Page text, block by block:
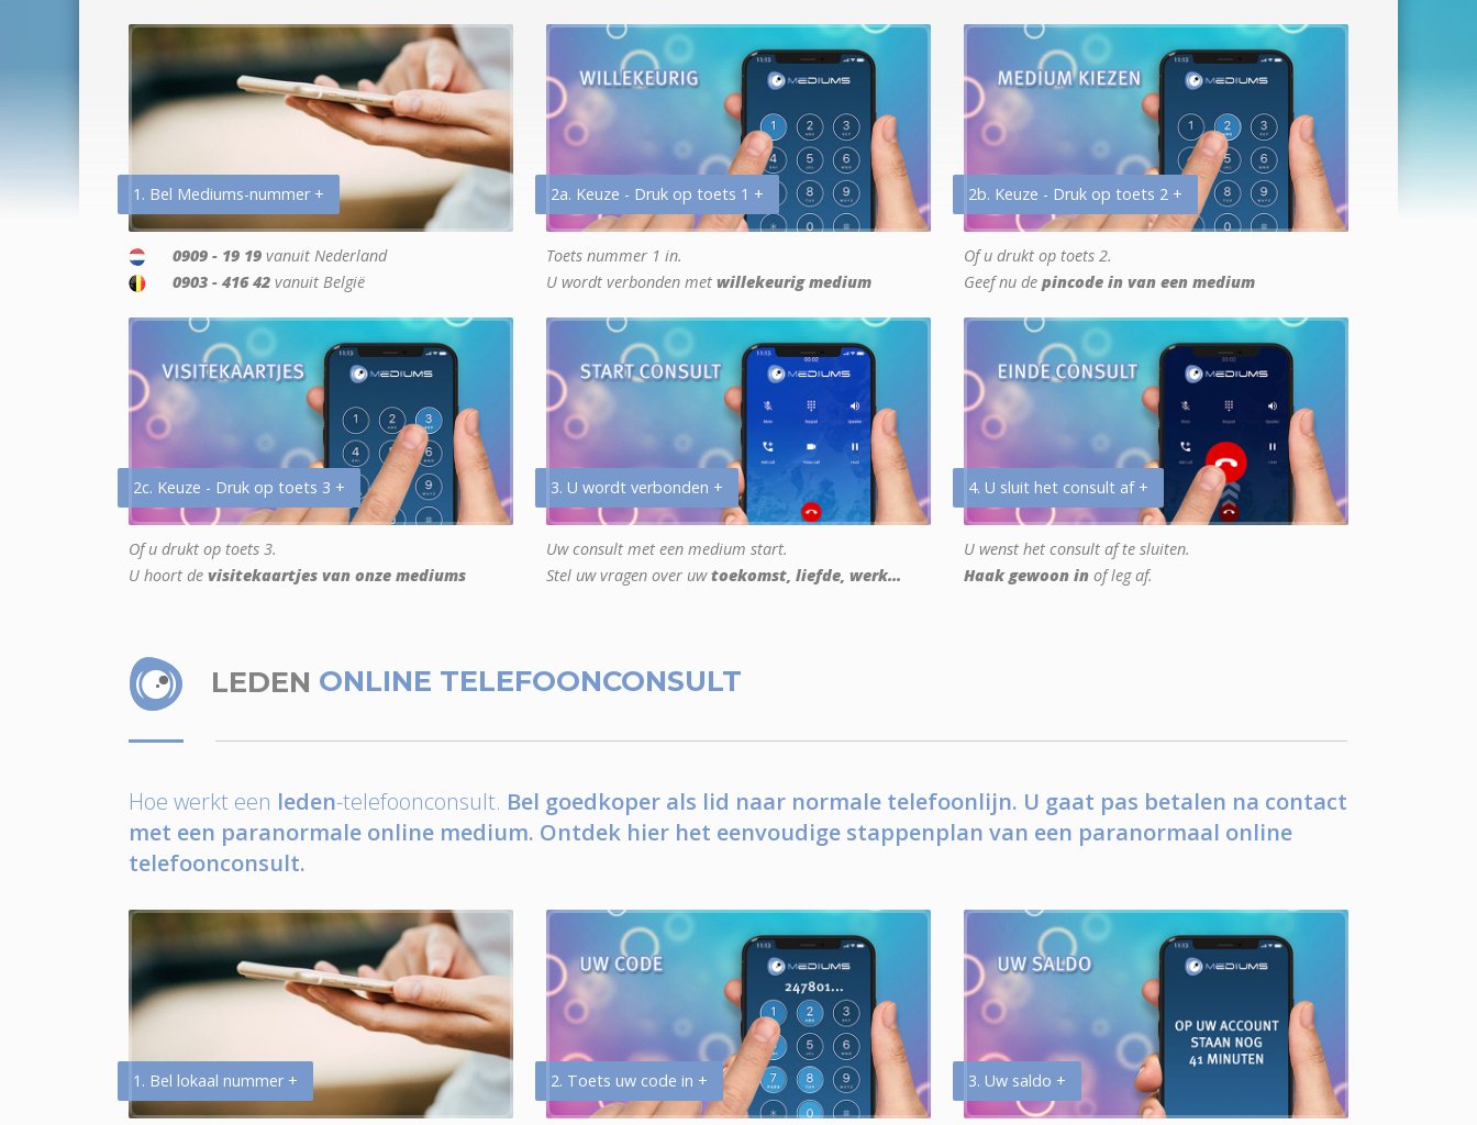
1. Bel Mediums-nummer +
0909 - 19 19 vanuit Nederland
0903 - 416 42 vanuit België
2a. Keuze - Druk op toets 1 +
Toets nummer 1 in.
U wordt verbonden met willekeurig medium
2b. Keuze - Druk op toets 2 +
Of u drukt op toets 2.
Geef nu de pincode in van een medium
2c. Keuze - Druk op toets 3 +
Of u drukt op toets 3.
U hoort de visitekaartjes van onze mediums
3. U wordt verbonden +
Uw consult met een medium start.
Stel uw vragen over uwtoekomst, liefde, werk...
4. U sluit het consult af +
U wenst het consult af te sluiten.
Haak gewoon in of leg af.
LEDEN ONLINE TELEFOONCONSULT
Hoe werkt een leden-telefoonconsult. Bel goedkoper als lid naar normale telefoonlijn. U gaat pas betalen na contact
met een paranormale online medium. Ontdek hier het eenvoudige stappenplan van een paranormaal online
telefoonconsult.
1. Bel lokaal nummer + 2. Toets uw code in + 3. Uw saldo +